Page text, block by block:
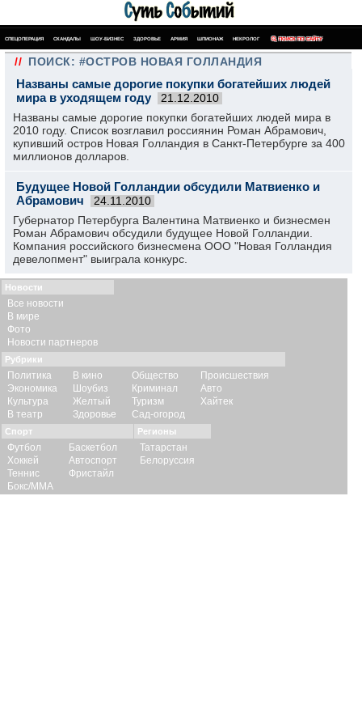
СПЕЦОПЕРАЦИЯ СКАНДАЛЫ ШОУ-БИЗНЕС ЗДОРОВЬЕ АРМИЯ ШПИОНАЖ НЕКРОЛОГ ПОИСК ПО САЙТУ
// ПОИСК: #ОСТРОВ НОВАЯ ГОЛЛАНДИЯ
Названы самые дорогие покупки богатейших людей
мира в уходящем году
21.12.2010
Названы самые дорогие покупки богатейших людей мира в
2010 году. Список возглавил россиянин Роман Абрамович,
купивший остров Новая Голландия в Санкт-Петербурге за 400
миллионов долларов.
Будущее Новой Голландии обсудили Матвиенко и
Абрамович
24.11.2010
Губернатор Петербурга Валентина Матвиенко и бизнесмен
Роман Абрамович обсудили будущее Новой Голландии.
Компания российского бизнесмена ООО "Новая Голландия
девелопмент" выиграла конкурс.
Новости
Все новости
В мире
Фото
Новости партнеров
Рубрики
Политика
Экономика
Культура
В театр
В кино
Шоубиз
Желтый
Здоровье
Общество
Криминал
Туризм
Сад-огород
Происшествия
Авто
Хайтек
Спорт
Футбол
Хоккей
Теннис
Бокс/ММА
Баскетбол
Автоспорт
Фристайл
Регионы
Татарстан
Белоруссия